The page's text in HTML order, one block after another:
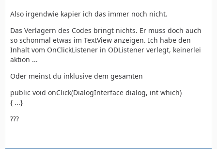
Also irgendwie kapier ich das immer noch nicht.
Das Verlagern des Codes bringt nichts. Er muss doch auch
so schonmal etwas im TextView anzeigen. Ich habe den
Inhalt vom OnClickListener in ODListener verlegt, keinerlei
aktion ...
Oder meinst du inklusive dem gesamten
public void onClick(DialogInterface dialog, int which)
{ ...}
???